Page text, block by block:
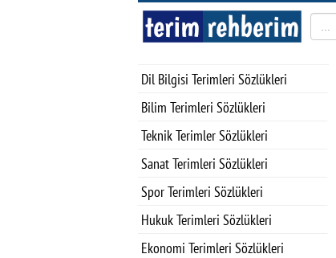
Dil Bilgisi Terimleri Sözlükleri
Bilim Terimleri Sözlükleri
Teknik Terimler Sözlükleri
Sanat Terimleri Sözlükleri
Spor Terimleri Sözlükleri
Hukuk Terimleri Sözlükleri
Ekonomi Terimleri Sözlükleri